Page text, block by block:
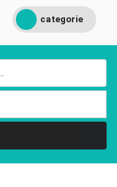
categorie